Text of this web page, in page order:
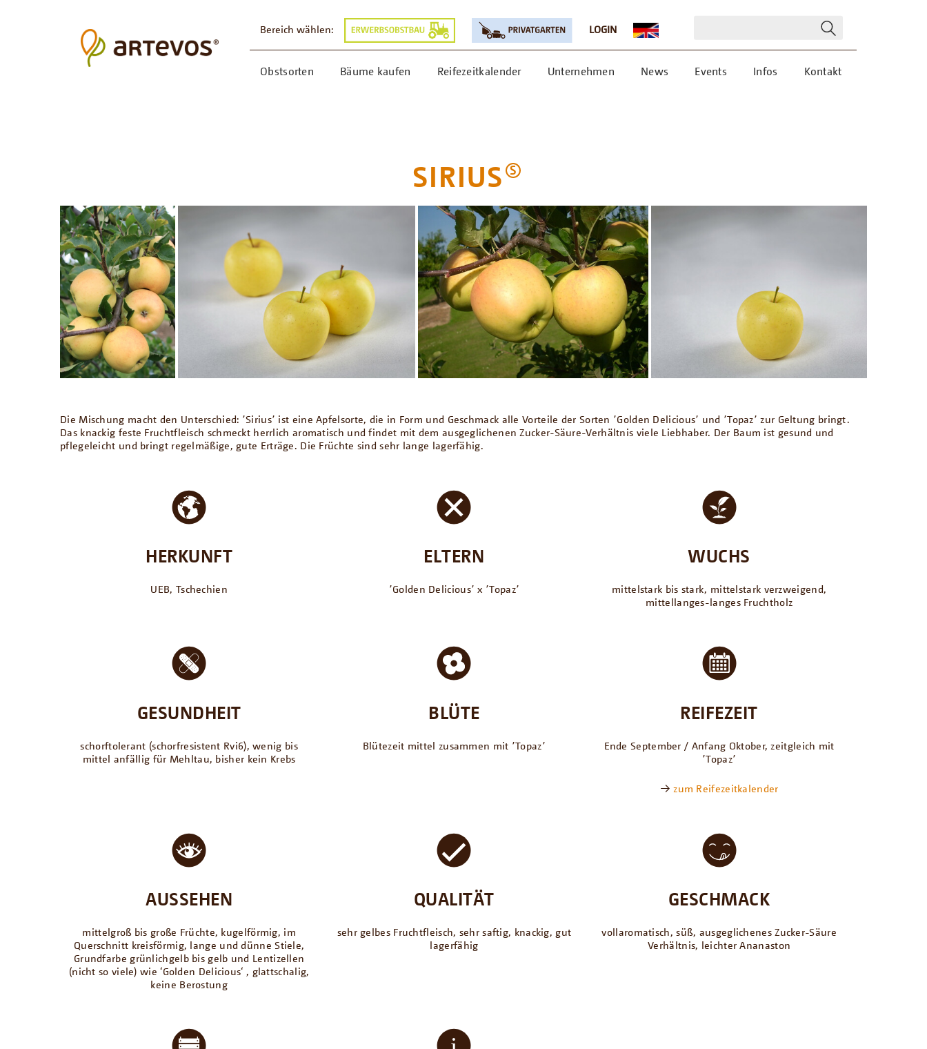
Bereich wählen: LOGIN
Obstsorten Bäume kaufen Reifezeitkalender Unternehmen News Events Infos Kontakt
SIRIUSS
Die Mischung macht den Unterschied: ՚Sirius՚ ist eine Apfelsorte, die in Form und Geschmack alle Vorteile der Sorten ՚Golden Delicious՚ und ՚Topaz՚ zur Geltung bringt.
Das knackig feste Fruchtfleisch schmeckt herrlich aromatisch und findet mit dem ausgeglichenen Zucker-Säure-Verhältnis viele Liebhaber. Der Baum ist gesund und
pflegeleicht und bringt regelmäßige, gute Erträge. Die Früchte sind sehr lange lagerfähig.
HERKUNFT
UEB, Tschechien
ELTERN
՚Golden Delicious՚ x ՚Topaz՚
WUCHS
mittelstark bis stark, mittelstark verzweigend,
mittellanges-langes Fruchtholz
GESUNDHEIT
schorftolerant (schorfresistent Rvi6), wenig bis
mittel anfällig für Mehltau, bisher kein Krebs
BLÜTE
Blütezeit mittel zusammen mit ՚Topaz՚
REIFEZEIT
Ende September / Anfang Oktober, zeitgleich mit
՚Topaz՚
→zum Reifezeitkalender
AUSSEHEN
mittelgroß bis große Früchte, kugelförmig, im
Querschnitt kreisförmig, lange und dünne Stiele,
Grundfarbe grünlichgelb bis gelb und Lentizellen
(nicht so viele) wie ‘Golden Delicious‘ , glattschalig,
keine Berostung
QUALITÄT
sehr gelbes Fruchtfleisch, sehr saftig, knackig, gut
lagerfähig
GESCHMACK
vollaromatisch, süß, ausgeglichenes Zucker-Säure
Verhältnis, leichter Ananaston